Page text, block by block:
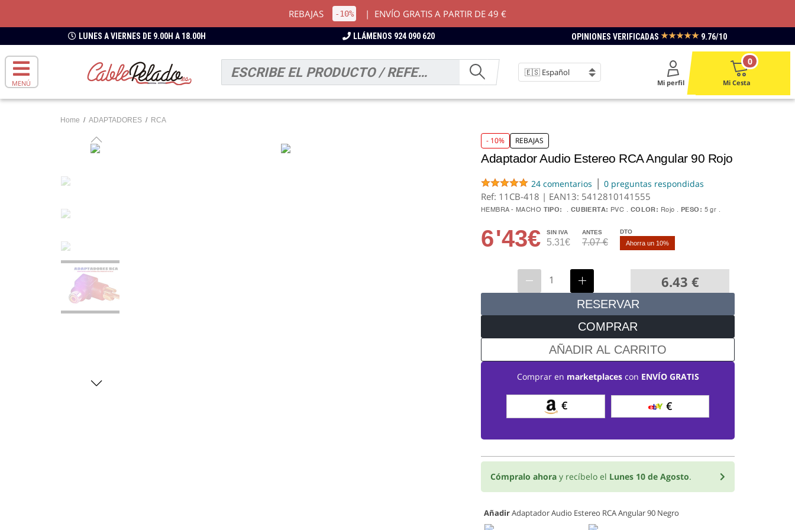
REBAJAS -10% | ENVÍO GRATIS A PARTIR DE 49 €
LUNES A VIERNES DE 9.00H A 18.00H LLÁMENOS 924 090 620 OPINIONES VERIFICADAS ★★★★★ 9.76/10
MENÚ Mi perfil Mi Cesta
0
Home / ADAPTADORES / RCA
- 10% REBAJAS
Adaptador Audio Estereo RCA Angular 90 Rojo
24 comentarios | 0 preguntas respondidas
Ref: 11CB-418 | EAN13: 5412810141555
HEMBRA - MACHO TIPO: CUBIERTA: PVC COLOR: Rojo PESO: 5 gr
6'43€ SIN IVA
5.31€
ANTES
7.07 €
DTO
Ahorra un 10%
6.43 €
RESERVAR
COMPRAR
AÑADIR AL CARRITO
Comprar en marketplacescon ENVÍO GRATIS
€ €
Cómpralo ahora y recíbelo el Lunes 10 de Agosto.
AñadirAdaptador Audio Estereo RCA Angular 90 Negro